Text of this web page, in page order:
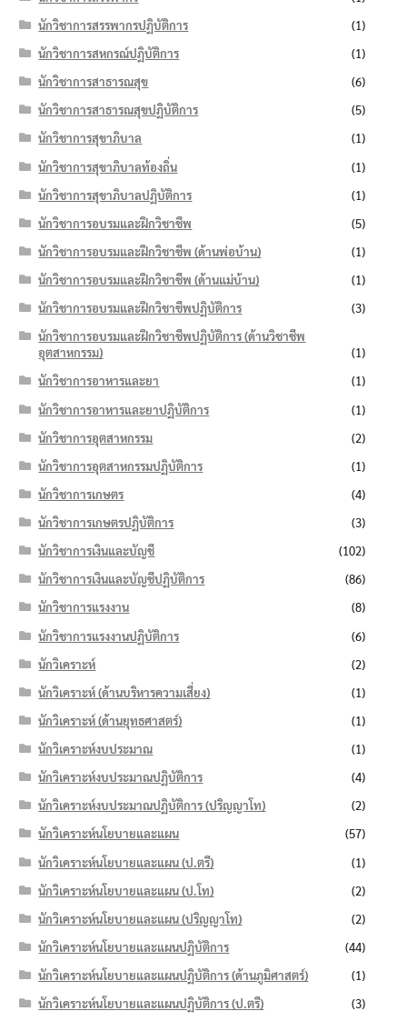
นักวิชาการสรรพากรปฏิบัติการ
(1)
นักวิชาการสหกรณ์ปฏิบัติการ
(1)
นักวิชาการสาธารณสุข
(6)
นักวิชาการสาธารณสุขปฏิบัติการ
(5)
นักวิชาการสุขาภิบาล
(1)
นักวิชาการสุขาภิบาลท้องถิ่น
(1)
นักวิชาการสุขาภิบาลปฏิบัติการ
(1)
นักวิชาการอบรมและฝึกวิชาชีพ
(5)
นักวิชาการอบรมและฝึกวิชาชีพ (ด้านพ่อบ้าน)
(1)
นักวิชาการอบรมและฝึกวิชาชีพ (ด้านแม่บ้าน)
(1)
นักวิชาการอบรมและฝึกวิชาชีพปฏิบัติการ
(3)
นักวิชาการอบรมและฝึกวิชาชีพปฏิบัติการ (ด้านวิชาชีพ
อุตสาหกรรม)
(1)
นักวิชาการอาหารและยา
(1)
นักวิชาการอาหารและยาปฏิบัติการ
(1)
นักวิชาการอุตสาหกรรม
(2)
นักวิชาการอุตสาหกรรมปฏิบัติการ
(1)
นักวิชาการเกษตร
(4)
นักวิชาการเกษตรปฏิบัติการ
(3)
นักวิชาการเงินและบัญชี
(102)
นักวิชาการเงินและบัญชีปฏิบัติการ
(86)
นักวิชาการแรงงาน
(8)
นักวิชาการแรงงานปฏิบัติการ
(6)
นักวิเคราะห์
(2)
นักวิเคราะห์ (ด้านบริหารความเสี่ยง)
(1)
นักวิเคราะห์ (ด้านยุทธศาสตร์)
(1)
นักวิเคราะห์งบประมาณ
(1)
นักวิเคราะห์งบประมาณปฏิบัติการ
(4)
นักวิเคราะห์งบประมาณปฏิบัติการ (ปริญญาโท)
(2)
นักวิเคราะห์นโยบายและแผน
(57)
นักวิเคราะห์นโยบายและแผน (ป.ตรี)
(1)
นักวิเคราะห์นโยบายและแผน (ป.โท)
(2)
นักวิเคราะห์นโยบายและแผน (ปริญญาโท)
(2)
นักวิเคราะห์นโยบายและแผนปฏิบัติการ
(44)
นักวิเคราะห์นโยบายและแผนปฏิบัติการ (ด้านภูมิศาสตร์)
(1)
นักวิเคราะห์นโยบายและแผนปฏิบัติการ (ป.ตรี)
(3)